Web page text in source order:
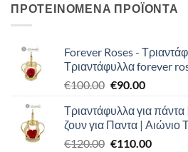
ΠΡΟΤΕΙΝΟΜΕΝΑ ΠΡΟΪΟΝΤΑ
Forever Roses -
Τριαντάφυλλα forever
€100.00 Original
was:
€100.00.
€90.00Η
τιμή
είναι:
€90.00.
Τριαντάφυλλα για
ζουν για Παντα | Αιώνιο
€120.00 Original
€110.00Η